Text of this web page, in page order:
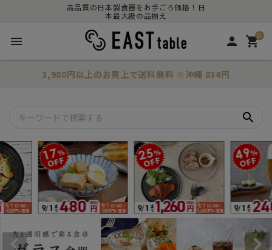
高品質の日本製食器をお手ごろ価格！日
本最大級の品揃え
menu person 0
shopping_cart
3,980円以上のお買上で送料無料 ※沖縄 834円
search